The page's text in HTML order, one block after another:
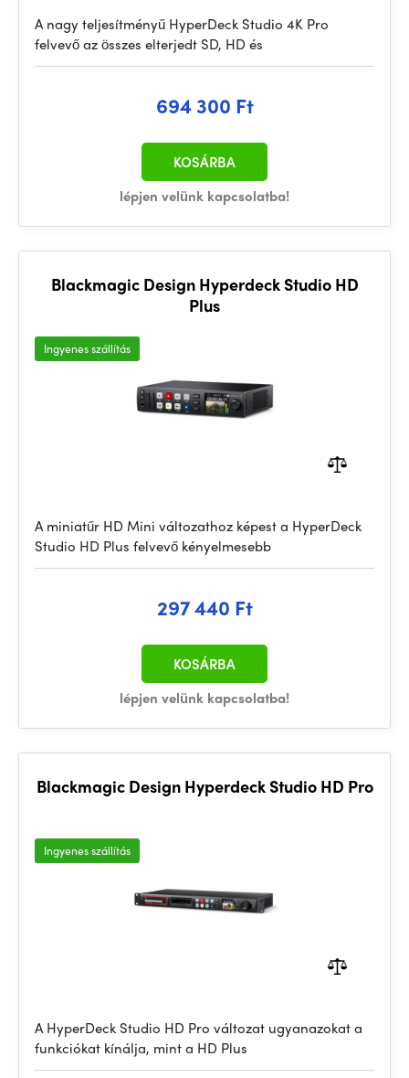
A nagy teljesítményű HyperDeck Studio 4K Pro
felvevő az összes elterjedt SD, HD és
694 300 Ft
lépjen velünk kapcsolatba!
KOSÁRBA
Blackmagic Design Hyperdeck Studio HD
Plus
Ingyenes szállítás
A miniatűr HD Mini változathoz képest a HyperDeck
Studio HD Plus felvevő kényelmesebb
297 440 Ft
lépjen velünk kapcsolatba!
KOSÁRBA
Blackmagic Design Hyperdeck Studio HD Pro
Ingyenes szállítás
A HyperDeck Studio HD Pro változat ugyanazokat a
funkciókat kínálja, mint a HD Plus